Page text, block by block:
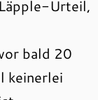
Urteil,
bald 20
keinerlei